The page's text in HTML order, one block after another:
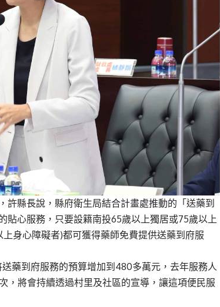
許縣長說，縣府衛生局結合計畫處推動的「送藥到
貼心服務，只要設籍南投65歲以上獨居或75歲以上
身心障礙者)都可獲得藥師免費提供送藥到府服
藥到府服務的預算增加到480多萬元，去年服務人
，將會持續透過村里及社區的宣導，讓這項便民服